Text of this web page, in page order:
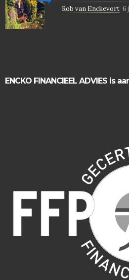
Rob van Enckevort 6
ENCKO FINANCIEEL ADVIES is